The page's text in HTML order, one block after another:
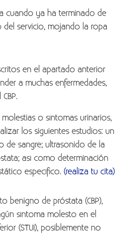
cuando ya ha terminado de
del servicio, mojando la ropa
en el apartado anterior
a muchas enfermedades,
o síntomas urinarios,
los siguientes estudios: un
de sangre; ultrasonido de la
así como determinación
específico.(realiza tu cita)
benigno de próstata (CBP),
síntoma molesto en el
(STUI), posiblemente no